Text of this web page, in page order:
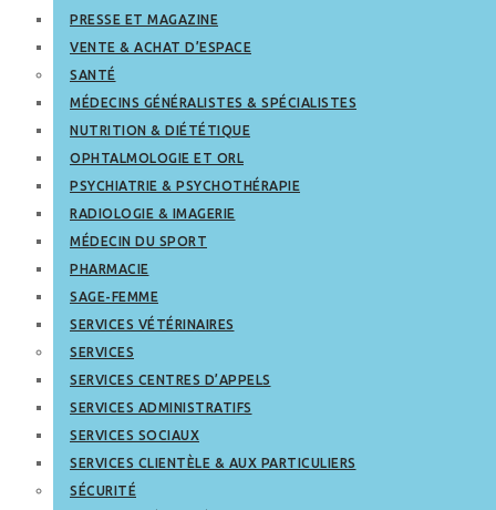
PRESSE ET MAGAZINE
VENTE & ACHAT D’ESPACE
SANTÉ
MÉDECINS GÉNÉRALISTES & SPÉCIALISTES
NUTRITION & DIÉTÉTIQUE
OPHTALMOLOGIE ET ORL
PSYCHIATRIE & PSYCHOTHÉRAPIE
RADIOLOGIE & IMAGERIE
MÉDECIN DU SPORT
PHARMACIE
SAGE-FEMME
SERVICES VÉTÉRINAIRES
SERVICES
SERVICES CENTRES D’APPELS
SERVICES ADMINISTRATIFS
SERVICES SOCIAUX
SERVICES CLIENTÈLE & AUX PARTICULIERS
SÉCURITÉ